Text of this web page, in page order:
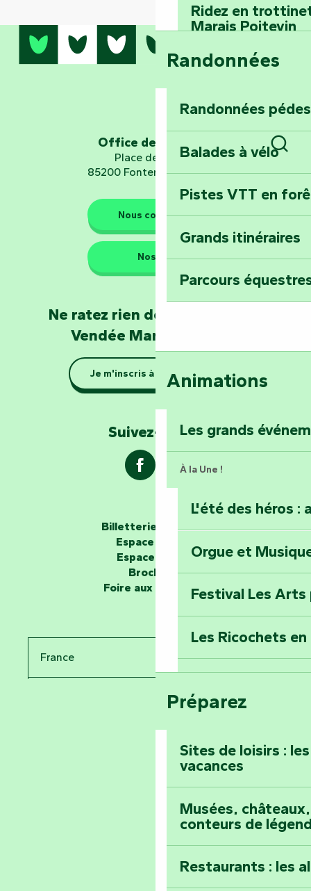
Ridez en
Marais Poitevin
Embarquez pour
Explorez
d’orientation «
Les gardiens de la nature
Se la couler
barque dans le
Explorez la
Les passeurs d'histoires
Partez en
Voyagez dans le
Maillezais
Montez au
Randonnées
Randonnées
Balades à vélo
Pistes VTT en
Grands itinéraires
Parcours
Animations
Les grands
À la Une !
L'été des héros :
Orgue et
Festival Les Arts
Les Ricochets
Tout l'agenda
Préparez
Sites de loisirs :
vacances
Musées,
conteurs de
Restaurants : les
Office de tourisme
Place de Verdun
85200 Fontenay-le-Comte
Nous contacter
Nos QG
Ne ratez rien de l'actualité en
Vendée Marais Poitevin
Je m'inscris à la newsletter
Suivez-nous !
Billetterie en ligne
Espace groupe
Espace presse
Brochures
Foire aux questions
France